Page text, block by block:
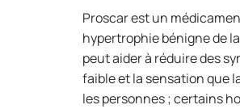
Proscar est un
hypertrophie bénigne de
peut aider à réduire des
faible et la sensation que
les personnes ; certains